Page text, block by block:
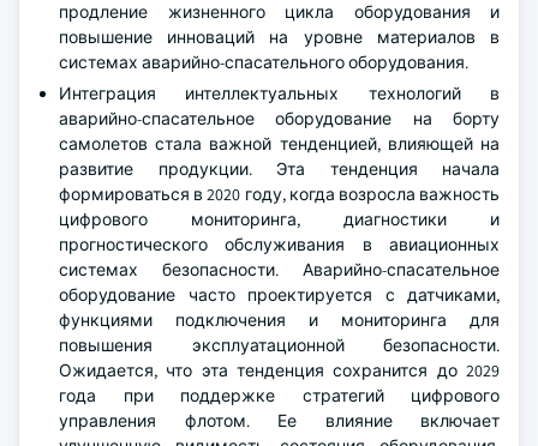
продление жизненного цикла оборудования и
повышение инноваций на уровне материалов в
системах аварийно-спасательного оборудования.
Интеграция интеллектуальных технологий в
аварийно-спасательное оборудование на борту
самолетов стала важной тенденцией, влияющей на
развитие продукции. Эта тенденция начала
формироваться в 2020 году, когда возросла важность
цифрового мониторинга, диагностики и
прогностического обслуживания в авиационных
системах безопасности. Аварийно-спасательное
оборудование часто проектируется с датчиками,
функциями подключения и мониторинга для
повышения эксплуатационной безопасности.
Ожидается, что эта тенденция сохранится до 2029
года при поддержке стратегий цифрового
управления флотом. Ее влияние включает